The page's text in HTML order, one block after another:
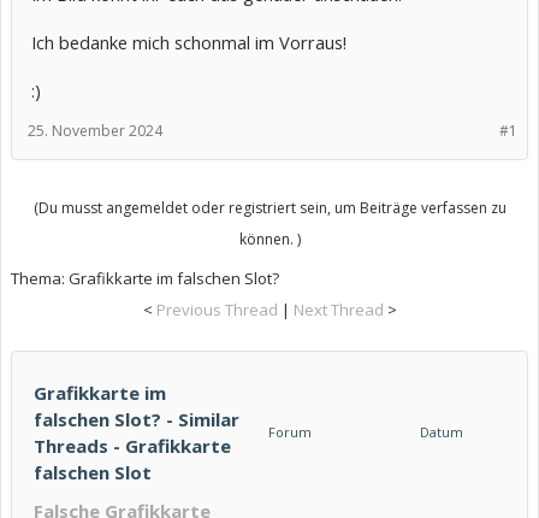
Ich bedanke mich schonmal im Vorraus!
:)
#1
25. November 2024
(Du musst angemeldet oder registriert sein, um Beiträge verfassen zu
können. )
Thema: Grafikkarte im falschen Slot?
< Previous Thread | Next Thread >
Grafikkarte im
falschen Slot? - Similar
Threads - Grafikkarte
falschen Slot
Forum Datum
Falsche Grafikkarte